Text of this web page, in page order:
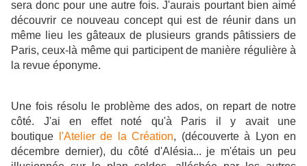
sera donc pour une autre fois. J'aurais pourtant bien aimé
découvrir ce nouveau concept qui est de réunir dans un
même lieu les gâteaux de plusieurs grands pâtissiers de
Paris, ceux-là même qui participent de manière régulière à
la revue éponyme.
Une fois résolu le problème des ados, on repart de notre
côté. J'ai en effet noté qu'à Paris il y avait une
boutique
l'Atelier de la Création, (découverte à Lyon en
décembre dernier), du côté d'Alésia... je m'étais un peu